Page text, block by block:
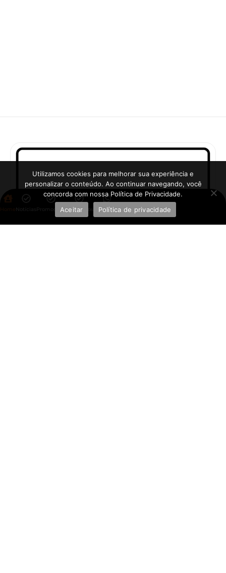
Home Notícias PromoçõesAplicativos WhatsApp
Utilizamos cookies para melhorar sua experiência e
personalizar o conteúdo. Ao continuar navegando, você
concorda com nossa Política de Privacidade.
Aceitar
Política de privacidade